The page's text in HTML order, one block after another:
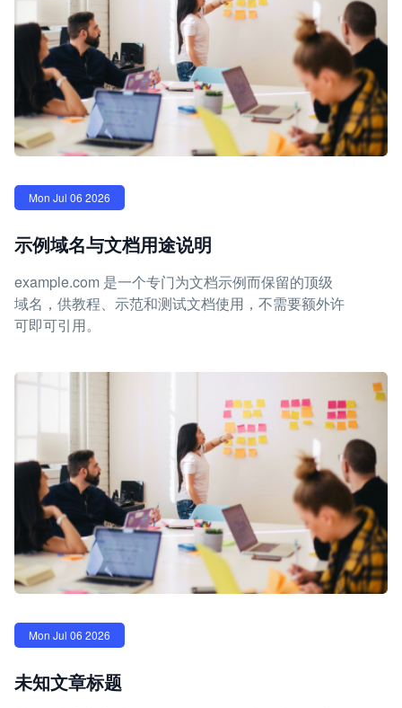
Mon Jul 06 2026
示例域名与文档用途说明
example.com 是一个专门为文档示例而保留的顶级
域名，供教程、示范和测试文档使用，不需要额外许
可即可引用。
Mon Jul 06 2026
未知文章标题